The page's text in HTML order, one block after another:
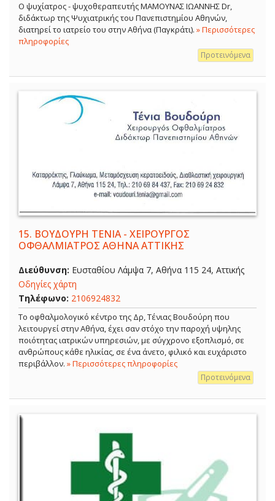
Ο ψυχίατρος - ψυχοθεραπευτής ΜΑΜΟΥΝΑΣ ΙΩΑΝΝΗΣ Dr,
διδάκτωρ της Ψυχιατρικής του Πανεπιστημίου Αθηνών,
διατηρεί το ιατρείο του στην Αθήνα (Παγκράτι). » Περισσότερες
πληροφορίες
Προτεινόμενα
15. ΒΟΥΔΟΥΡΗ ΤΕΝΙΑ - ΧΕΙΡΟΥΡΓΟΣ
ΟΦΘΑΛΜΙΑΤΡΟΣ ΑΘΗΝΑ ΑΤΤΙΚΗΣ
Διεύθυνση: Ευσταθίου Λάμψα 7, Αθήνα 115 24, Αττικής
Οδηγίες χάρτη
Τηλέφωνο: 2106924832
Το οφθαλμολογικό κέντρο της Δρ, Τένιας Βουδούρη που
λειτουργεί στην Αθήνα, έχει σαν στόχο την παροχή υψηλης
ποιότητας ιατρικών υπηρεσιών, με σύγχρονο εξοπλισμό, σε
ανθρώπους κάθε ηλικίας, σε ένα άνετο, φιλικό και ευχάριστο
περιβάλλον. » Περισσότερες πληροφορίες
Προτεινόμενα